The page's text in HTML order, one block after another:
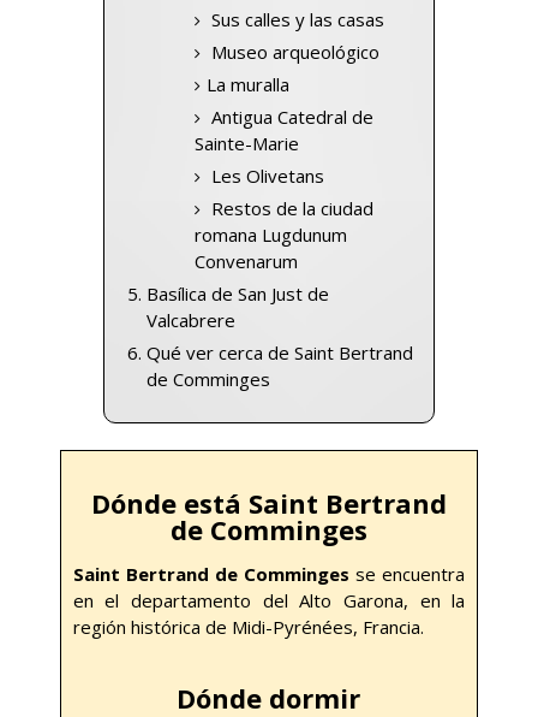
Sus calles y las casas
Museo arqueológico
La muralla
Antigua Catedral de
Sainte-Marie
Les Olivetans
Restos de la ciudad
romana Lugdunum
Convenarum
Basílica de San Just de
Valcabrere
Qué ver cerca de Saint Bertrand
de Comminges
Dónde está Saint Bertrand
de Comminges
Saint Bertrand de Commingesse encuentra
en el departamento del Alto Garona, en la
región histórica de Midi-Pyrénées, Francia.
Dónde dormir